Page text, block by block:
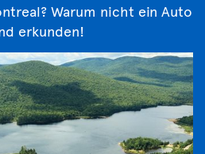
Warum nicht ein Auto
erkunden!